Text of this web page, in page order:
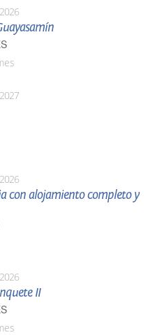
con alojamiento completo y
II